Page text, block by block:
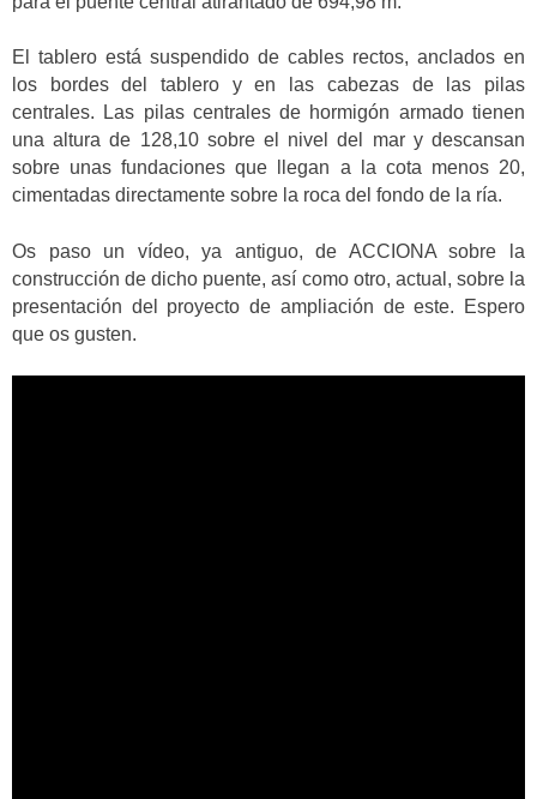
El tablero está suspendido de cables rectos, anclados en
los bordes del tablero y en las cabezas de las pilas
centrales. Las pilas centrales de hormigón armado tienen
una altura de 128,10 sobre el nivel del mar y descansan
sobre unas fundaciones que llegan a la cota menos 20,
cimentadas directamente sobre la roca del fondo de la ría.
Os paso un vídeo, ya antiguo, de ACCIONA sobre la
construcción de dicho puente, así como otro, actual, sobre la
presentación del proyecto de ampliación de este. Espero
que os gusten.